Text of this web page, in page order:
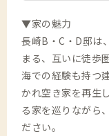
▼家の魅力
長崎B・C・D邸は
まる、互いに徒歩
海での経験も持つ
かれ空き家を再生
る家を巡りながら
ださい。